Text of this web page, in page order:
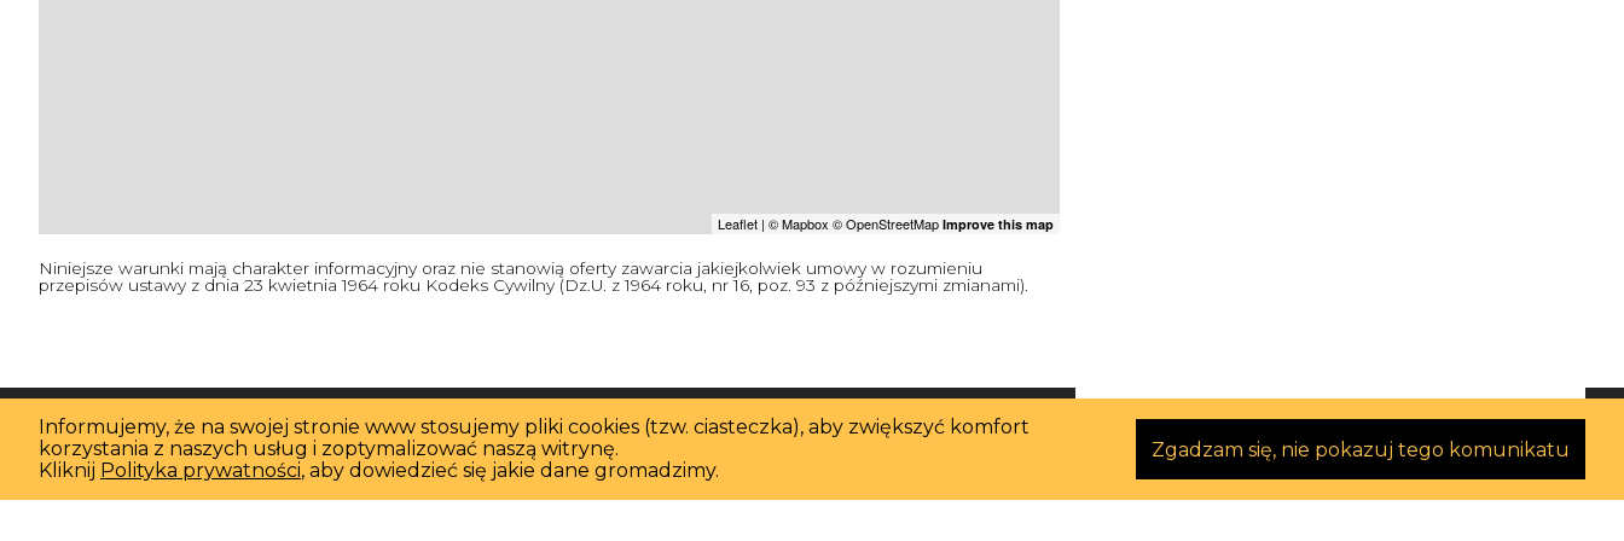
Leaflet| ©Mapbox ©OpenStreetMap Improve this map
Niniejsze warunki mają charakter informacyjny oraz nie stanowią oferty zawarcia jakiejkolwiek umowy w rozumieniu
przepisów ustawy z dnia 23 kwietnia 1964 roku Kodeks Cywilny (Dz.U. z 1964 roku, nr 16, poz. 93 z późniejszymi zmianami).
Brookfield Partners sp. z o. o.
ul. Bagatela 11/6
00-585 Warszawa
Informujemy, że na swojej stronie www stosujemy pliki cookies (tzw. ciasteczka), aby zwiększyć komfort
korzystania z naszych usług i zoptymalizować naszą witrynę.
Kliknij Polityka prywatności, aby dowiedzieć się jakie dane gromadzimy.
Zgadzam się, nie pokazuj tego komunikatu